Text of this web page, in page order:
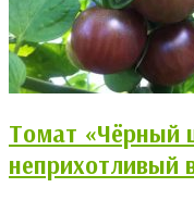
Томат «Чёрный
неприхотливый